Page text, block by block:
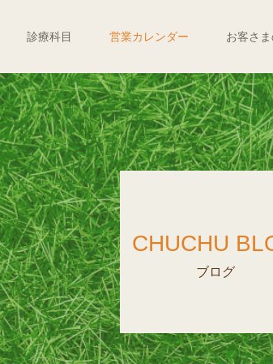
診療科目 営業カレンダー お客さ
CHUCHU
ブログ